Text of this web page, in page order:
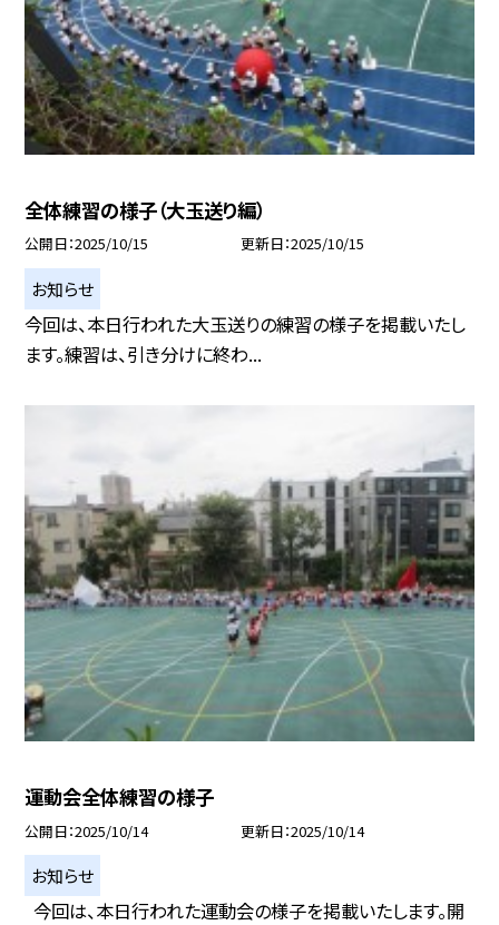
全体練習の様子（大玉送り編）
公開日 2025/10/15 更新日 2025/10/15
お知らせ
今回は、本日行われた大玉送りの練習の様子を掲載いたし
ます。練習は、引き分けに終わ...
運動会全体練習の様子
公開日 2025/10/14 更新日 2025/10/14
お知らせ
今回は、本日行われた運動会の様子を掲載いたします。開